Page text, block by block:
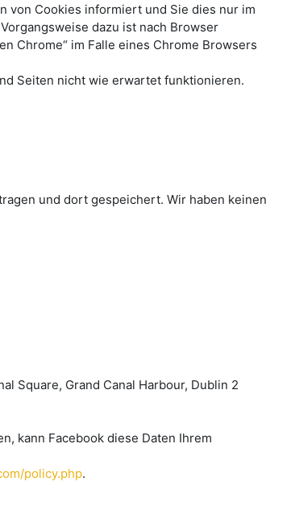
von Cookies informiert und Sie dies nur im
dazu ist nach Browser
Chrome“ im Falle eines Chrome Browsers
Seiten nicht wie erwartet funktionieren.
und dort gespeichert. Wir haben keinen
Square, Grand Canal Harbour, Dublin 2
kann Facebook diese Daten Ihrem
policy.php.